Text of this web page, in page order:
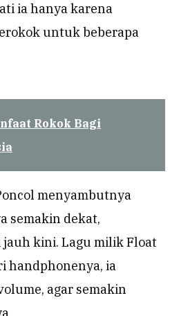
ia hanya karena
untuk beberapa
Rokok Bagi
menyambutnya
semakin dekat,
kini. Lagu milik Float
handphonenya, ia
agar semakin